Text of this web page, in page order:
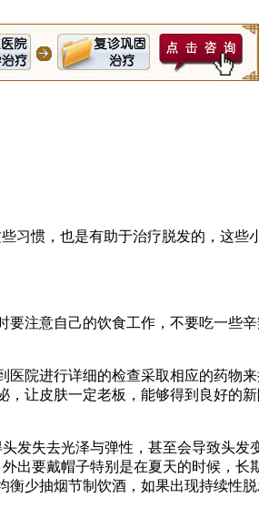
习惯，也是有助于治疗脱发的，这些
注意自己的饮食工作，不要吃一些
院进行详细的检查采取相应的药物
让皮肤一定老板，能够得到良好的
发失去光泽与弹性，甚至会导致头发
出要戴帽子特别是在夏天的时候，长
少抽烟节制饮酒，如果出现持续性